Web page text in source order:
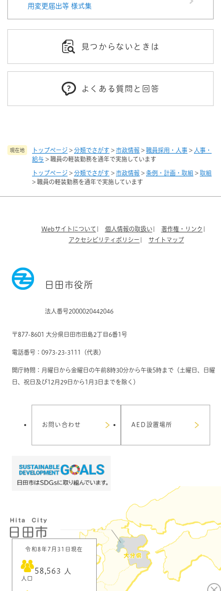
現在地 トップページ > 分類でさがす > 市政情報 > 職員採用・人事 > 人事・
給与 > 職員の軽装勤務を通年で実施しています
トップページ > 分類でさがす > 市政情報 > 条例・計画・取組 > 取組
> 職員の軽装勤務を通年で実施しています
用変更届出等 様式集
見つからないときは
よくある質問と回答
Webサイトについて 個人情報の取扱い
著作権・リンク
アクセシビリティポリシー
サイトマップ
日田市役所
法人番号2000020442046
〒877-8601 大分県日田市田島2丁目6番1号
電話番号：0973-23-3111（代表）
開庁時間：月曜日から金曜日の午前8時30分から午後5時まで（土曜日、日曜
日、祝日及び12月29日から1月3日までを除く）
お問い合わせ AED設置場所
令和8年7月31日現在
人口
58,563 人